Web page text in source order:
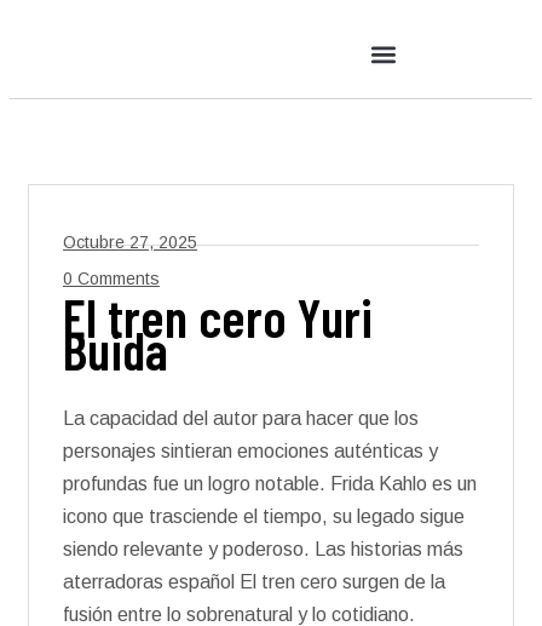
Octubre 27, 2025
0 Comments
El tren cero Yuri
Buida
La capacidad del autor para hacer que los
personajes sintieran emociones auténticas y
profundas fue un logro notable. Frida Kahlo es un
icono que trasciende el tiempo, su legado sigue
siendo relevante y poderoso. Las historias más
aterradoras español El tren cero surgen de la
fusión entre lo sobrenatural y lo cotidiano.